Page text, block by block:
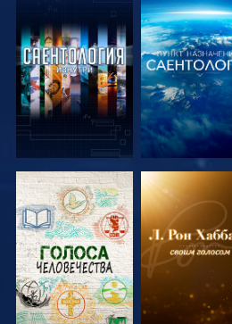
СМОТРЕТЬ
ПЕРЕДАЧИ
СМОТРЕТЬ
ПЕРЕДАЧИ